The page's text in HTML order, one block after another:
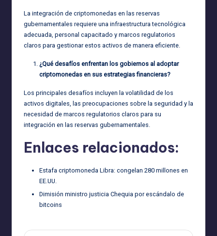
La integración de criptomonedas en las reservas
gubernamentales requiere una infraestructura tecnológica
adecuada, personal capacitado y marcos regulatorios
claros para gestionar estos activos de manera eficiente.
¿Qué desafíos enfrentan los gobiernos al adoptar
criptomonedas en sus estrategias financieras?
Los principales desafíos incluyen la volatilidad de los
activos digitales, las preocupaciones sobre la seguridad y la
necesidad de marcos regulatorios claros para su
integración en las reservas gubernamentales.
Enlaces relacionados:
Estafa criptomoneda Libra: congelan 280 millones en
EE.UU.
Dimisión ministro justicia Chequia por escándalo de
bitcoins